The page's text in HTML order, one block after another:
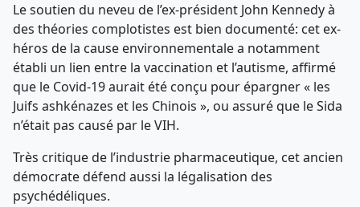
Le soutien du neveu de l’ex-président John Kennedy à
des théories complotistes est bien documenté: cet ex-
héros de la cause environnementale a notamment
établi un lien entre la vaccination et l’autisme, affirmé
que le Covid-19 aurait été conçu pour épargner « les
Juifs ashkénazes et les Chinois », ou assuré que le Sida
n’était pas causé par le VIH.
Très critique de l’industrie pharmaceutique, cet ancien
démocrate défend aussi la légalisation des
psychédéliques.